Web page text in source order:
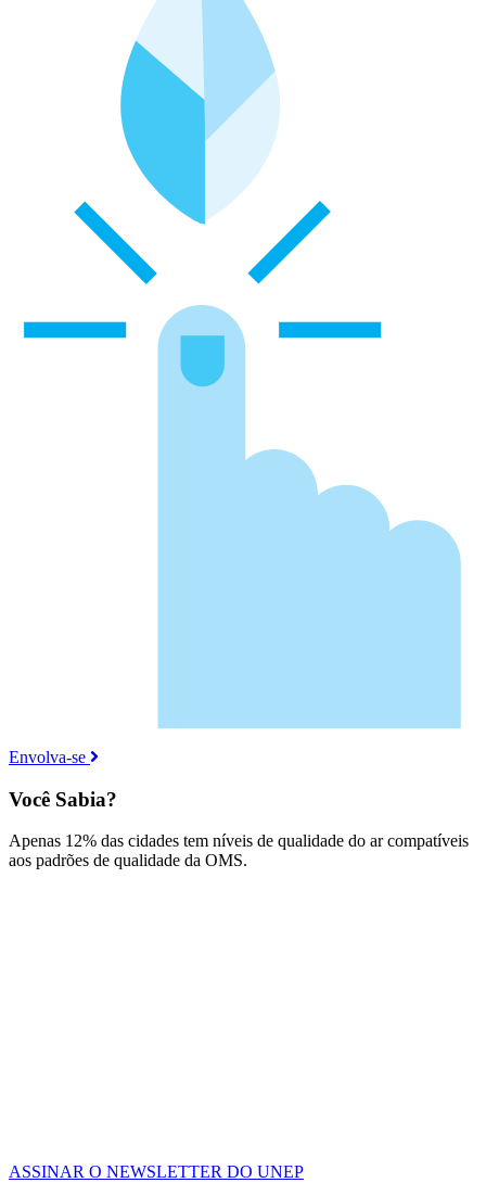
Envolva-se
Você Sabia?
Apenas 12% das cidades tem níveis de qualidade do ar compatíveis
aos padrões de qualidade da OMS.
ASSINAR O NEWSLETTER DO UNEP